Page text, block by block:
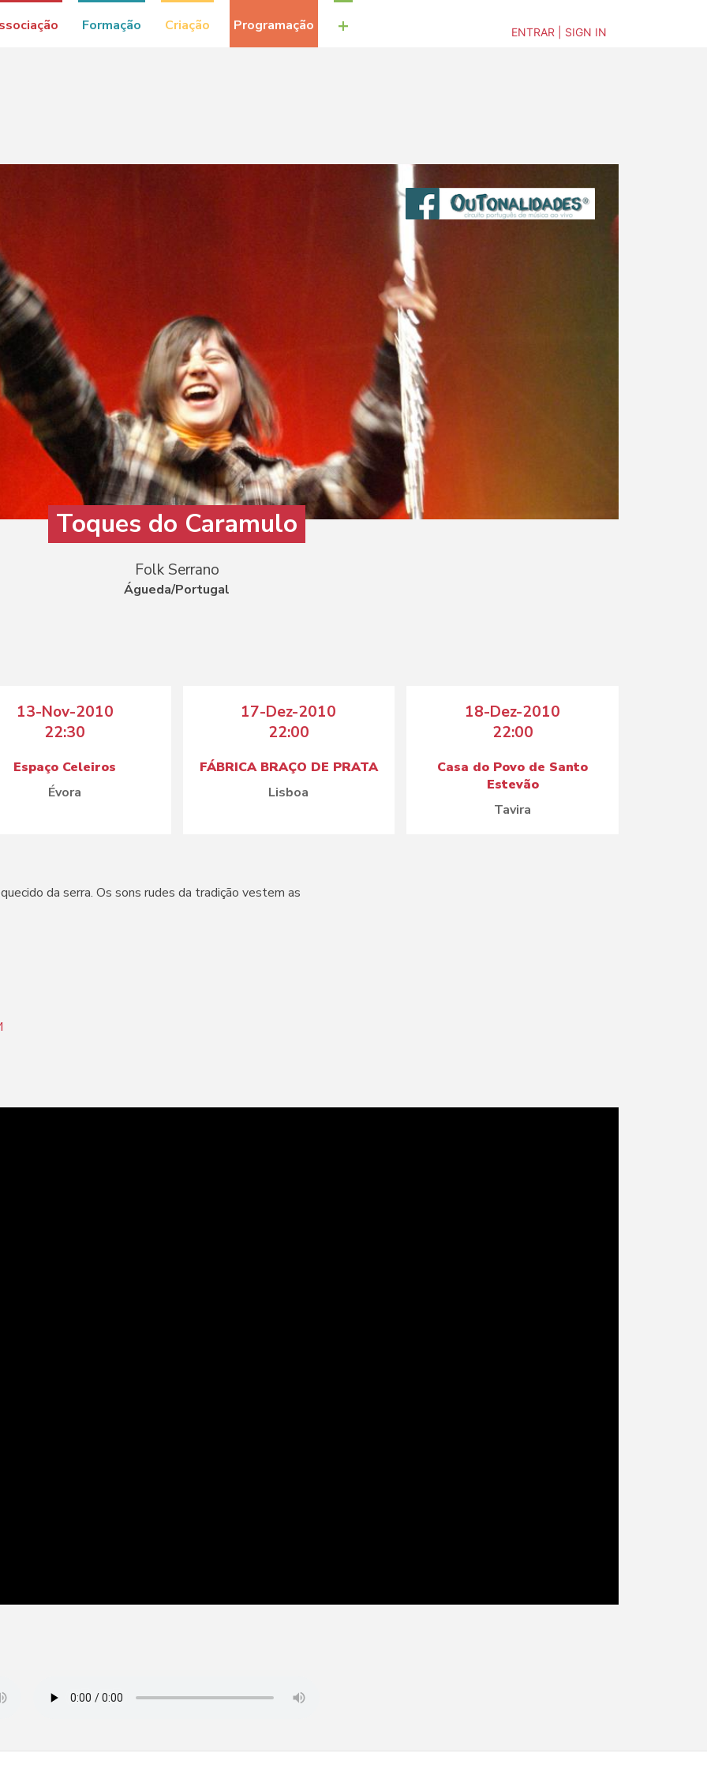
Formação Criação Programação + ENTRAR | SIGN IN
Toques do Caramulo
Folk Serrano
Águeda/Portugal
13-Nov-2010
22:30
Espaço Celeiros
Évora
17-Dez-2010
22:00
FÁBRICA BRAÇO DE PRATA
Lisboa
18-Dez-2010
22:00
Casa do Povo de Santo
Estevão
Tavira
da serra. Os sons rudes da tradição vestem as